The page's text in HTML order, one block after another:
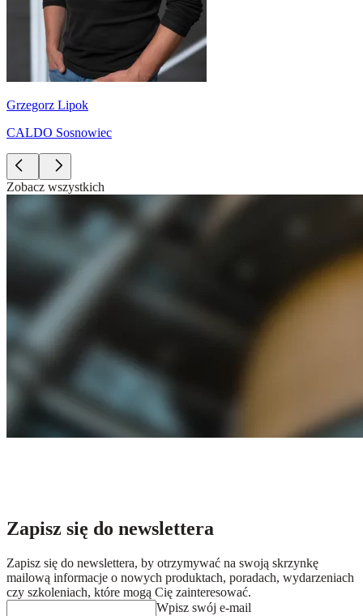
Grzegorz Lipok
CALDO Sosnowiec
Zobacz wszystkich
Zapisz się do newslettera
Zapisz się do newslettera, by otrzymywać na swoją skrzynkę
mailową informacje o nowych produktach, poradach, wydarzeniach
czy szkoleniach, które mogą Cię zainteresować.
Wpisz swój e-mail